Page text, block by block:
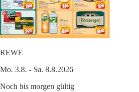
REWE
Mo. 3.8. - Sa. 8.8.2026
Noch bis morgen gültig